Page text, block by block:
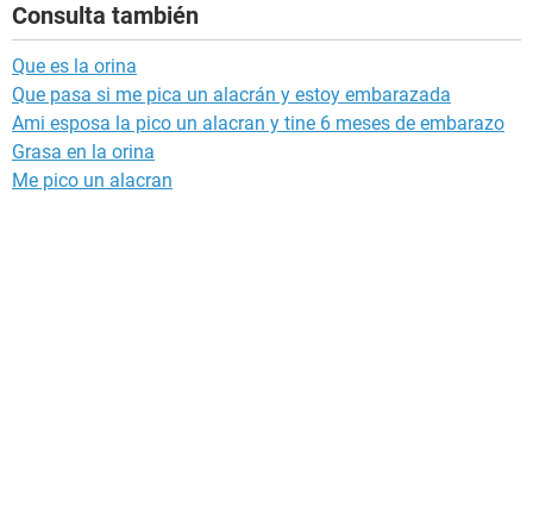
Consulta también
Que es la orina
Que pasa si me pica un alacrán y estoy embarazada
Ami esposa la pico un alacran y tine 6 meses de embarazo
Grasa en la orina
Me pico un alacran